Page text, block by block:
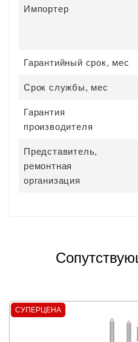
Импортер
Гарантийный срок, мес
Срок службы, мес
Гарантия
производителя
Представитель,
ремонтная
организация
СУПЕРЦЕНА